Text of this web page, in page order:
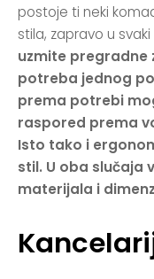
postoje ti neki
stila, zapravo u
uzmite pregradne
potreba jednog
prema potrebi
raspored prema
Isto tako i
stil. U oba slučaja
materijala i